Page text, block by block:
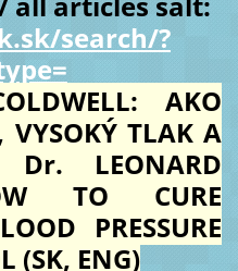
search/?
AKO
VYSOKÝ TLAK A
Dr. LEONARD
TO CURE
PRESSURE
(SK, ENG)